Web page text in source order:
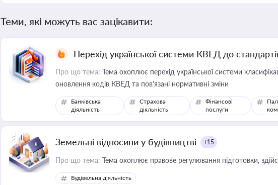
Теми, які можуть вас зацікавити:
Перехід української системи КВЕД до
Про що тема: Тема охоплює перехід української системи
оновлення кодів КВЕД та пов'язані нормативні зміни
Банківська
діяльність
Страхова
діяльність
Фінансові
послуги
Земельні відносини у будівництві +15
Про що тема: Тема охоплює правове регулювання підготовки,
Будівельна діяльність